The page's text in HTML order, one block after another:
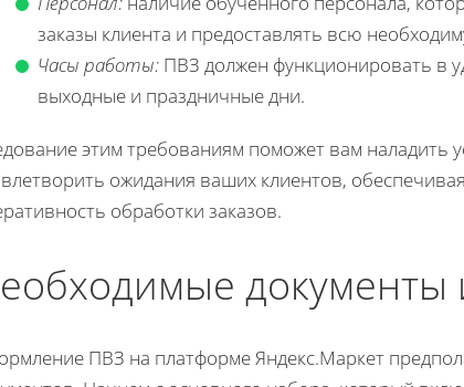
заказы клиента и предоставлять всю
Часы работы: ПВЗ должен функционировать в
выходные и праздничные дни.
этим требованиям поможет вам наладить
ожидания ваших клиентов,
обработки заказов.
документы
ПВЗ на платформе Яндекс.Маркет